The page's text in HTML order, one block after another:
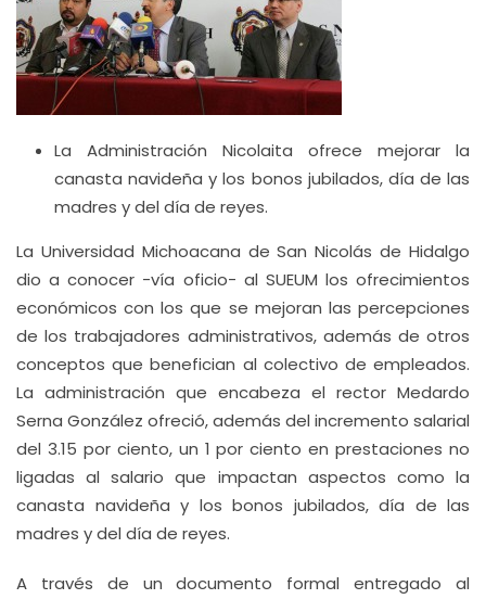
La Administración Nicolaita ofrece mejorar la
canasta navideña y los bonos jubilados, día de las
madres y del día de reyes.
La Universidad Michoacana de San Nicolás de Hidalgo
dio a conocer -vía oficio- al SUEUM los ofrecimientos
económicos con los que se mejoran las percepciones
de los trabajadores administrativos, además de otros
conceptos que benefician al colectivo de empleados.
La administración que encabeza el rector Medardo
Serna González ofreció, además del incremento salarial
del 3.15 por ciento, un 1 por ciento en prestaciones no
ligadas al salario que impactan aspectos como la
canasta navideña y los bonos jubilados, día de las
madres y del día de reyes.
A través de un documento formal entregado al